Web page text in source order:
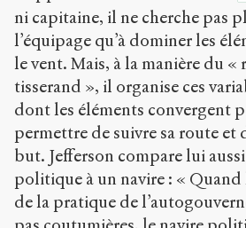
ni capitaine, il ne cherche pas
l’équipage qu’à dominer les
le vent. Mais, à la manière du «
tisserand », il organise ces
dont les éléments convergent
permettre de suivre sa route et
but. Jefferson compare lui
politique à un navire : «
de la pratique de